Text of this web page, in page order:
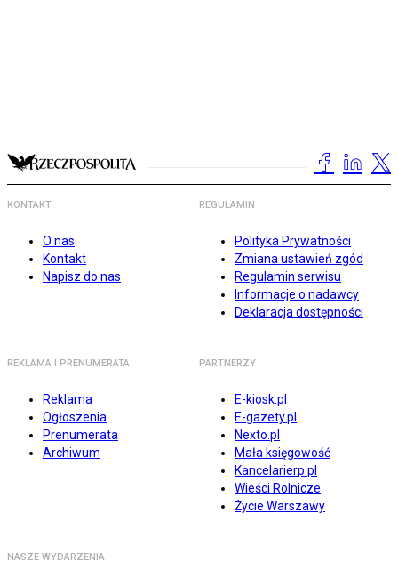
KONTAKT
O nas
Kontakt
Napisz do nas
REGULAMIN
Polityka Prywatności
Zmiana ustawień zgód
Regulamin serwisu
Informacje o nadawcy
Deklaracja dostępności
REKLAMA I PRENUMERATA
Reklama
Ogłoszenia
Prenumerata
Archiwum
PARTNERZY
E-kiosk.pl
E-gazety.pl
Nexto.pl
Mała księgowość
Kancelarierp.pl
Wieści Rolnicze
Życie Warszawy
NASZE WYDARZENIA